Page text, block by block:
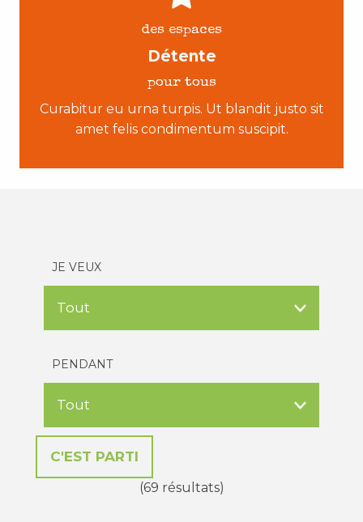
des espaces
Détente
pour tous
Curabitur eu urna turpis. Ut blandit justo sit
amet felis condimentum suscipit.
JE VEUX
PENDANT
(69 résultats)